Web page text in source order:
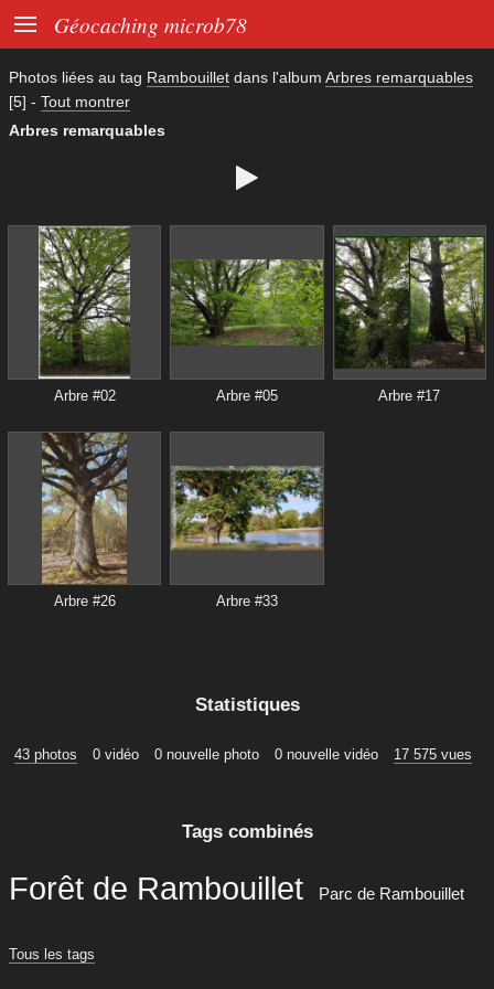
 Géocaching microb78
Photos liées au tag Rambouillet dans l'album Arbres remarquables
[5] - Tout montrer
Arbres remarquables

Arbre #02 Arbre #05 Arbre #17
Arbre #26 Arbre #33
Statistiques
43 photos 0 vidéo 0 nouvelle photo 0 nouvelle vidéo 17 575 vues
Tags combinés
Forêt de Rambouillet Parc de Rambouillet
Tous les tags